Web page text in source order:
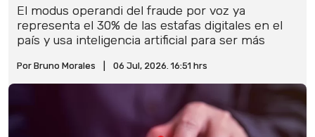
El modus operandi del fraude por voz ya
representa el 30% de las estafas digitales en el
país y usa inteligencia artificial para ser más
Por Bruno Morales 06 Jul, 2026. 16:51 hrs